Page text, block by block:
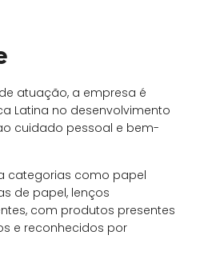
atuação, a empresa é
Latina no desenvolvimento
cuidado pessoal e bem-
categorias como papel
de papel, lenços
com produtos presentes
e reconhecidos por